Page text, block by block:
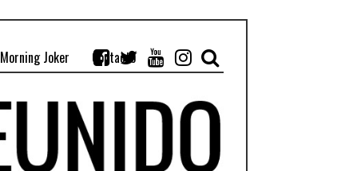
Morning Joker Contacto